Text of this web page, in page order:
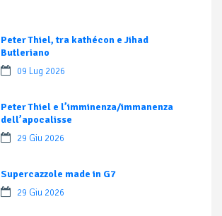
Peter Thiel, tra kathécon e Jihad
Butleriano
09 Lug 2026
Peter Thiel e l’imminenza/immanenza
dell’apocalisse
29 Giu 2026
Supercazzole made in G7
29 Giu 2026